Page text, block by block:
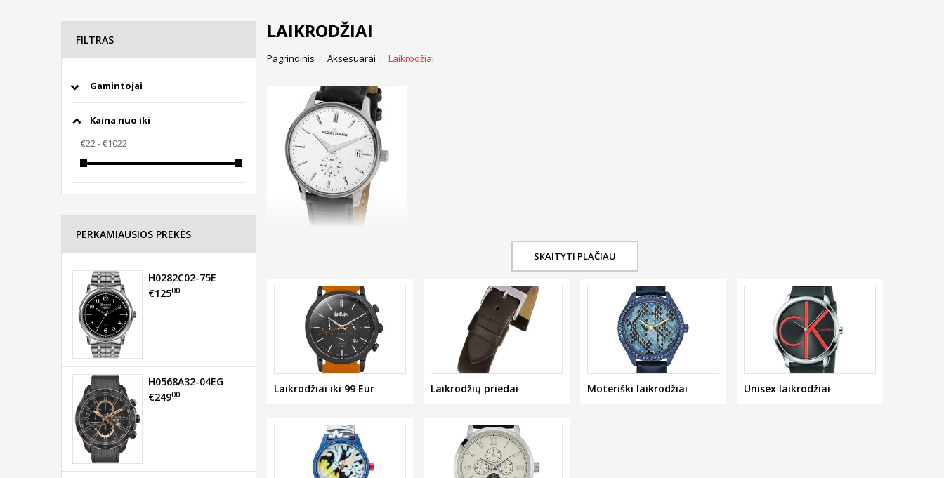
LAIKRODŽIAI
Pagrindinis Aksesuarai Laikrodžiai
SKAITYTI PLAČIAU
Laikrodžiai iki 99 Eur Laikrodžių priedai Moteriški laikrodžiai Unisex laikrodžiai
FILTRAS
Gamintojai
Kaina nuo iki
PERKAMIAUSIOS PREKĖS
H0282C02-75E
€12500
H0568A32-04EG
€24900